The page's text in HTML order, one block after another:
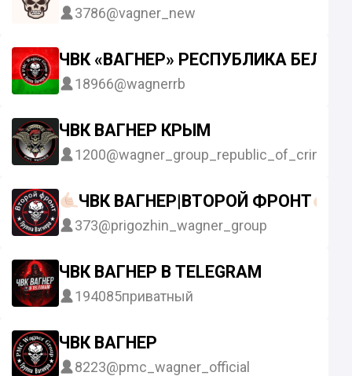
3786@vagner_new
ЧВК «ВАГНЕР» РЕСПУБЛИКА
18966@wagnerrb
ЧВК ВАГНЕР КРЫМ
1200@wagner_group_republic_of_crimea
ЧВК ВАГНЕР|ВТОРОЙ ФРОНТ
373@prigozhin_wagner_group
ЧВК ВАГНЕР В TELEGRAM
194085приватный
ЧВК ВАГНЕР
8223@pmc_wagner_official